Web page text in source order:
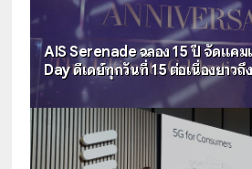
AIS Serenade ฉลอง 15 ปี จัดแค
Day ดีเดย์ทุกวันที่ 15 ต่อเนื่องยาวถึ